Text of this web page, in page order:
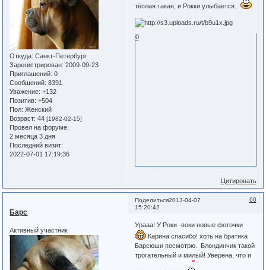
Откуда: Санкт-Петербург
Зарегистрирован: 2009-09-23
Приглашений: 0
Сообщений: 8391
Уважение: +132
Позитив: +504
Пол: Женский
Возраст: 44[1982-02-15]
Провел на форуме:
2 месяца 3 дня
Последний визит:
2022-07-01 17:19:36
тёплая такая, и Рокки улыбается.
0
Цитировать
Поделиться 60
2013-04-07
15:20:42
Барс
Активный участник
Урааа! У Роки -воки новые фоточки
Карина спасибо! хоть на братика
Барсюши посмотрю. Блондинчик такой
трогательный и милый! Уверена, что и